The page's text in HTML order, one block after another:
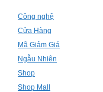
Công nghệ
Cửa Hàng
Mã Giảm Giá
Ngẫu Nhiên
Shop
Shop Mall